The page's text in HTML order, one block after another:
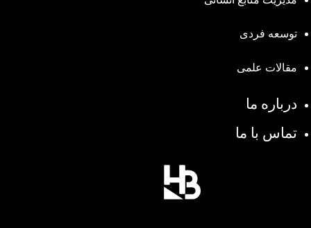
توسعه فردی
مقالات علمی
درباره ما
تماس با ما